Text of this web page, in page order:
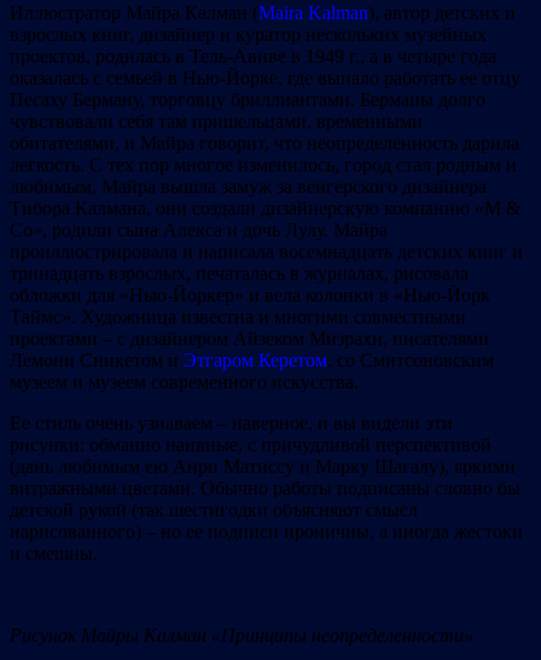
Иллюстратор Майра Калман (Maira Kalman), автор детских и
взрослых книг, дизайнер и куратор нескольких музейных
проектов, родилась в Тель-Авиве в 1949 г., а в четыре года
оказалась с семьей в Нью-Йорке, где выпало работать ее отцу
Песаху Берману, торговцу бриллиантами. Берманы долго
чувствовали себя там пришельцами, временными
обитателями, и Майра говорит, что неопределенность дарила
легкость. С тех пор многое изменилось, город стал родным и
любимым, Майра вышла замуж за венгерского дизайнера
Тибора Калмана, они создали дизайнерскую компанию «M &
Co», родили сына Алекса и дочь Лулу. Майра
проиллюстрировала и написала восемнадцать детских книг и
тринадцать взрослых, печаталась в журналах, рисовала
обложки для «Нью-Йоркер» и вела колонки в «Нью-Йорк
Таймс». Художница известна и многими совместными
проектами – с дизайнером Айзеком Мизрахи, писателями
Лемони Сникетом и Этгаром Керетом, со Смитсоновским
музеем и музеем современного искусства.
Ее стиль очень узнаваем – наверное, и вы видели эти
рисунки: обманно наивные, с причудливой перспективой
(дань любимым ею Анри Матиссу и Марку Шагалу), яркими
витражными цветами. Обычно работы подписаны словно бы
детской рукой (так шестигодки объясняют смысл
нарисованного) – но ее подписи ироничны, а иногда жестоки
и смешны.
Рисунок Майры Калман «Принципы неопределенности»